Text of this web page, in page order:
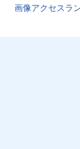
画像アクセスラ